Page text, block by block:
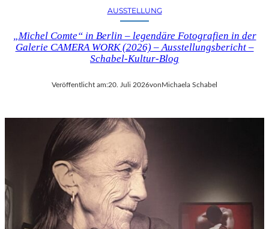
AUSSTELLUNG
„Michel Comte“ in Berlin – legendäre Fotografien in der
Galerie CAMERA WORK (2026) – Ausstellungsbericht –
Schabel-Kultur-Blog
Veröffentlicht am:20. Juli 2026von Michaela Schabel